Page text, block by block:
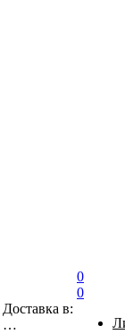
Доставка в:
…
0
0